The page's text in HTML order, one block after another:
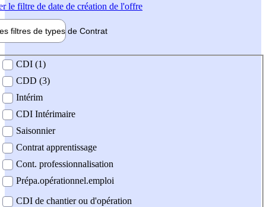
le filtre de date de création de l'offre
filtres de types de Contrat
contrat
CDI (1)
CDD (3)
Intérim
CDI Intérimaire
Saisonnier
Contrat apprentissage
Cont. professionnalisation
Prépa.opérationnel.emploi
CDI de chantier ou d'opération